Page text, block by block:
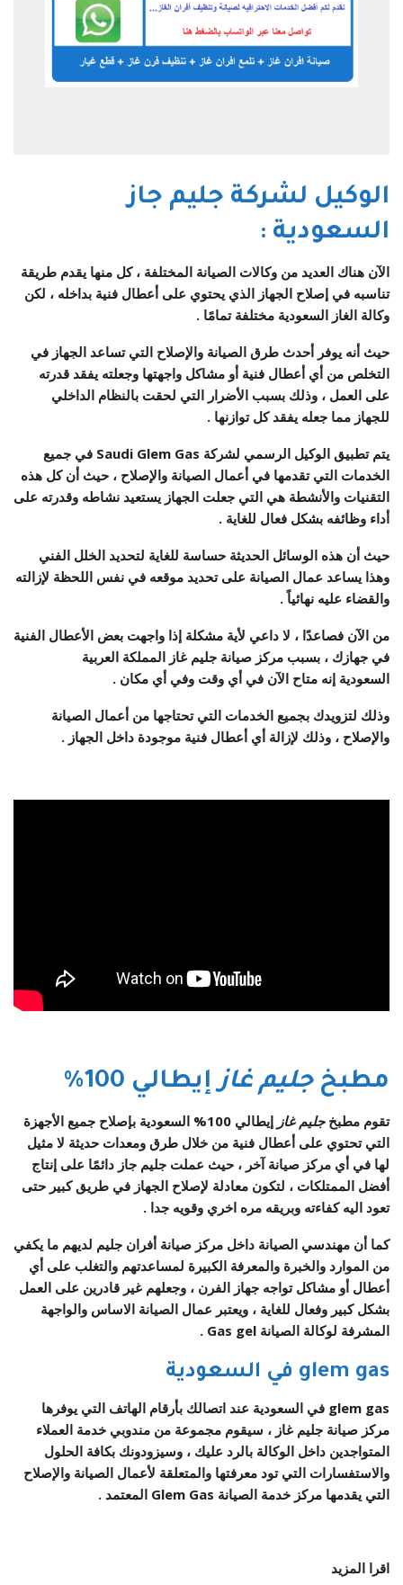
الوكيل لشركة جليم جاز
السعودية :
الآن هناك العديد من وكالات الصيانة المختلفة ، كل منها يقدم طريقة
تناسبه في إصلاح الجهاز الذي يحتوي على أعطال فنية بداخله ، لكن
وكالة الغاز السعودية مختلفة تمامًا .
حيث أنه يوفر أحدث طرق الصيانة والإصلاح التي تساعد الجهاز في
التخلص من أي أعطال فنية أو مشاكل واجهتها وجعلته يفقد قدرته
على العمل ، وذلك بسبب الأضرار التي لحقت بالنظام الداخلي
للجهاز مما جعله يفقد كل توازنها .
يتم تطبيق الوكيل الرسمي لشركة Saudi Glem Gas في جميع
الخدمات التي تقدمها في أعمال الصيانة والإصلاح ، حيث أن كل هذه
التقنيات والأنشطة هي التي جعلت الجهاز يستعيد نشاطه وقدرته على
أداء وظائفه بشكل فعال للغاية .
حيث أن هذه الوسائل الحديثة حساسة للغاية لتحديد الخلل الفني
وهذا يساعد عمال الصيانة على تحديد موقعه في نفس اللحظة لإزالته
والقضاء عليه نهائياً .
من الآن فصاعدًا ، لا داعي لأية مشكلة إذا واجهت بعض الأعطال الفنية
في جهازك ، بسبب مركز صيانة جليم غاز المملكة العربية
السعودية إنه متاح الآن في أي وقت وفي أي مكان .
وذلك لتزويدك بجميع الخدمات التي تحتاجها من أعمال الصيانة
والإصلاح ، وذلك لإزالة أي أعطال فنية موجودة داخل الجهاز .
مطبخجليم غازإيطالي 100%
تقوم مطبخجليم غاز
إيطالي 100% السعودية بإصلاح جميع الأجهزة
التي تحتوي على أعطال فنية من خلال طرق ومعدات حديثة لا مثيل
لها في أي مركز صيانة آخر ، حيث عملت جليم جاز دائمًا على إنتاج
أفضل الممتلكات ، لتكون معادلة لإصلاح الجهاز في طريق كبير حتى
تعود اليه كفاءته وبريقه مره اخري وقويه جدا .
كما أن مهندسي الصيانة داخل مركز صيانة أفران جليم لديهم ما يكفي
من الموارد والخبرة والمعرفة الكبيرة لمساعدتهم والتغلب على أي
أعطال أو مشاكل تواجه جهاز الفرن ، وجعلهم غير قادرين على العمل
بشكل كبير وفعال للغاية ، ويعتبر عمال الصيانة الاساس والواجهة
المشرفة لوكالة الصيانة Gas gel .
glem gas في السعودية
glem gas في السعودية عند اتصالك بأرقام الهاتف التي يوفرها
مركز صيانة جليم غاز ، سيقوم مجموعة من مندوبي خدمة العملاء
المتواجدين داخل الوكالة بالرد عليك ، وسيزودونك بكافة الحلول
والاستفسارات التي تود معرفتها والمتعلقة لأعمال الصيانة والإصلاح
التي يقدمها مركز خدمة الصيانة Glem Gas المعتمد .
اقرا المزيد